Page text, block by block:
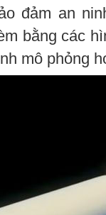
đảm an
bằng các
mô phỏng